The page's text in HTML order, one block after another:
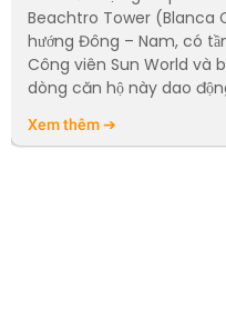
Beachtro Tower (Blanca
hướng Đông – Nam, có
Công viên Sun World và
dòng căn hộ này dao
Xem thêm ➔